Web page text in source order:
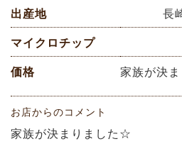
出産地 長
マイクロチップ
価格 家族が決
お店からのコメント
家族が決まりました☆